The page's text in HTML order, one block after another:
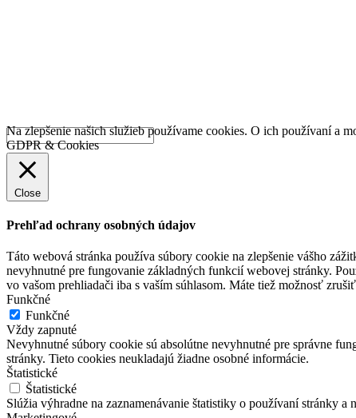
Na zlepšenie našich služieb používame cookies. O ich používaní a
GDPR & Cookies
Close
Prehľad ochrany osobných údajov
Táto webová stránka používa súbory cookie na zlepšenie vášho
nevyhnutné pre fungovanie základných funkcií webovej stránky.
vo vašom prehliadači iba s vaším súhlasom. Máte tiež možnosť
Funkčné
Funkčné
Vždy zapnuté
Nevyhnutné súbory cookie sú absolútne nevyhnutné pre správne
stránky. Tieto cookies neukladajú žiadne osobné informácie.
Štatistické
Štatistické
Slúžia výhradne na zaznamenávanie štatistiky o používaní stránky